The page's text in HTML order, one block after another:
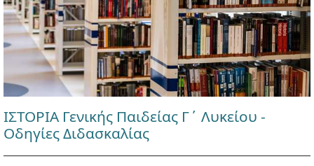
ΙΣΤΟΡΙΑ Γενικής Παιδείας Γ΄ Λυκείου -
Οδηγίες Διδασκαλίας